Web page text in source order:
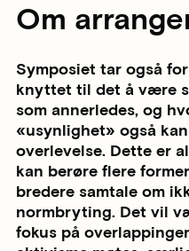
Om
Symposiet tar også
knyttet til det å være
som annerledes, og
«usynlighet» også
overlevelse. Dette er
kan berøre flere
bredere samtale om
normbryting. Det vil
fokus på